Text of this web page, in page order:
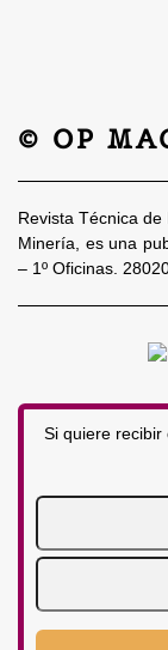
© OP
Revista Técnica
Minería, es una
– 1º Oficinas.
Si quiere recibir